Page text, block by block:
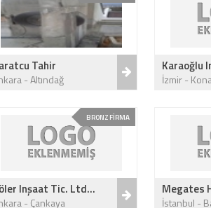
Tahir
- Altındağ
Karaoğlu
İzmir -
BRONZ FİRMA
Inşaat Tic. Ltd...
- Çankaya
Megates
İstanbul -